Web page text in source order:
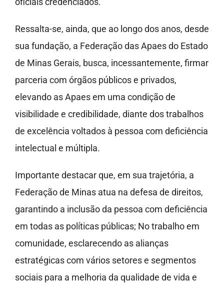
Ressalta-se, ainda, que ao longo dos anos, desde
sua fundação, a Federação das Apaes do Estado
de Minas Gerais, busca, incessantemente, firmar
parceria com órgãos públicos e privados,
elevando as Apaes em uma condição de
visibilidade e credibilidade, diante dos trabalhos
de excelência voltados à pessoa com deficiência
intelectual e múltipla.
Importante destacar que, em sua trajetória, a
Federação de Minas atua na defesa de direitos,
garantindo a inclusão da pessoa com deficiência
em todas as políticas públicas; No trabalho em
comunidade, esclarecendo as alianças
estratégicas com vários setores e segmentos
sociais para a melhoria da qualidade de vida e